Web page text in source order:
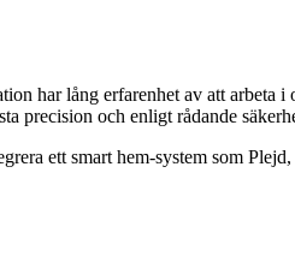
har lång erfarenhet av att arbeta
precision och enligt rådande
ett smart hem-system som